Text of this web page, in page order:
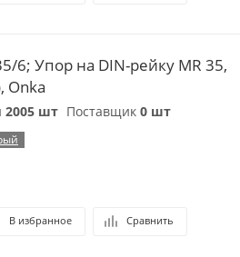
6; Упор на DIN-рейку MR 35,
Onka
2005 шт Поставщик 0 шт
В избранное Сравнить